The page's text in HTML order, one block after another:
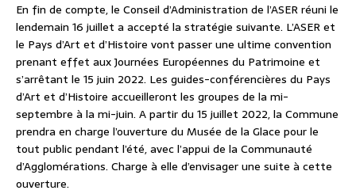
En fin de compte, le Conseil d’Administration de l’ASER réuni le
lendemain 16 juillet a accepté la stratégie suivante. L’ASER et
le Pays d’Art et d’Histoire vont passer une ultime convention
prenant effet aux Journées Européennes du Patrimoine et
s’arrêtant le 15 juin 2022. Les guides-conférencières du Pays
d’Art et d’Histoire accueilleront les groupes de la mi-
septembre à la mi-juin. A partir du 15 juillet 2022, la Commune
prendra en charge l’ouverture du Musée de la Glace pour le
tout public pendant l’été, avec l’appui de la Communauté
d’Agglomérations. Charge à elle d’envisager une suite à cette
ouverture.